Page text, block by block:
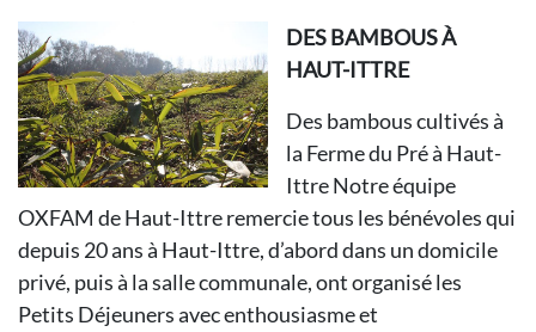
DES BAMBOUS À
HAUT-ITTRE
Des bambous cultivés à
la Ferme du Pré à Haut-
IttreNotre équipe
OXFAM de Haut-Ittreremercie tous les bénévoles qui
depuis 20 ans à Haut-Ittre, d’abord dans un domicile
privé, puis à la salle communale,ont organisé les
Petits Déjeunersavec enthousiasme et